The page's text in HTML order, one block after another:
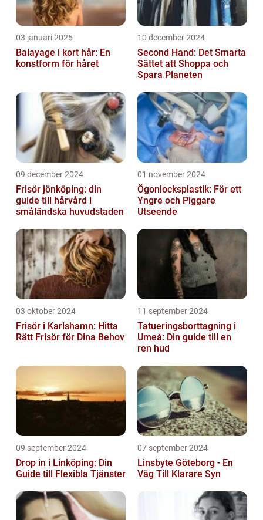
03 januari 2025
Balayage i kort hår: En
konstform för håret
10 december 2024
Second Hand: Det Smarta
Sättet att Shoppa och
Spara Planeten
09 december 2024
Frisör jönköping: din
guide till hårvård i
småländska huvudstaden
01 november 2024
Ögonlocksplastik: För ett
Yngre och Piggare
Utseende
03 oktober 2024
Frisör i Karlshamn: Hitta
Rätt Frisör för Dina Behov
11 september 2024
Tatueringsborttagning i
Umeå: Din guide till en
ren hud
09 september 2024
Drop in i Linköping: Din
Guide till Flexibla Tjänster
07 september 2024
Linsbyte Göteborg - En
Väg Till Klarare Syn